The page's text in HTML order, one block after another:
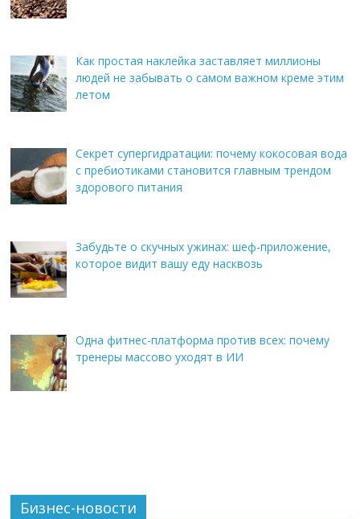
Как простая наклейка заставляет миллионы
людей не забывать о самом важном креме этим
летом
Секрет супергидратации: почему кокосовая вода
с пребиотиками становится главным трендом
здорового питания
Забудьте о скучных ужинах: шеф-приложение,
которое видит вашу еду насквозь
Одна фитнес-платформа против всех: почему
тренеры массово уходят в ИИ
Бизнес-новости